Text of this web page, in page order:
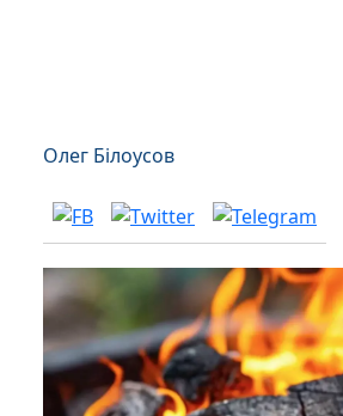
Олег Білоусов